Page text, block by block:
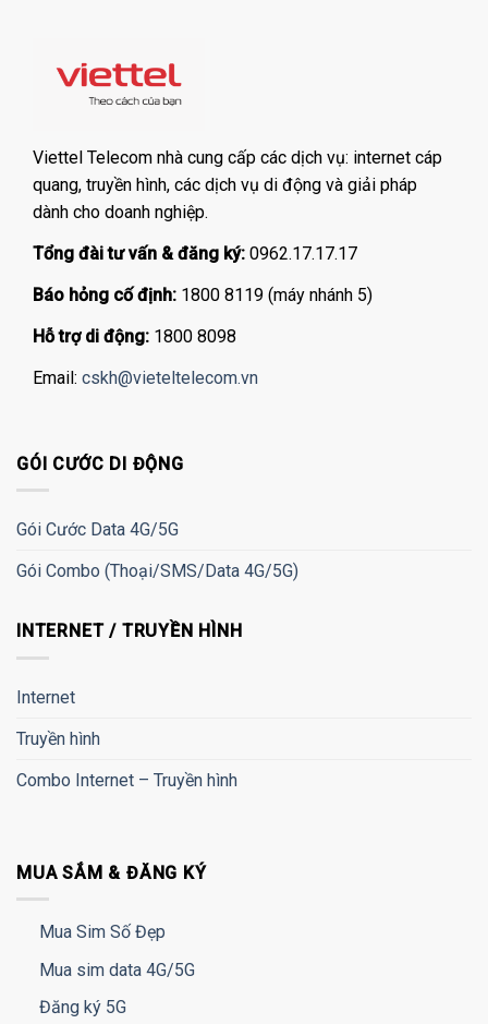
Viettel Telecom nhà cung cấp các dịch vụ: internet cáp
quang, truyền hình, các dịch vụ di động và giải pháp
dành cho doanh nghiệp.
Tổng đài tư vấn & đăng ký: 0962.17.17.17
Báo hỏng cố định: 1800 8119 (máy nhánh 5)
Hỗ trợ di động: 1800 8098
Email: cskh@vieteltelecom.vn
GÓI CƯỚC DI ĐỘNG
Gói Cước Data 4G/5G
Gói Combo (Thoại/SMS/Data 4G/5G)
INTERNET / TRUYỀN HÌNH
Internet
Truyền hình
Combo Internet – Truyền hình
MUA SẮM & ĐĂNG KÝ
Mua Sim Số Đẹp
Mua sim data 4G/5G
Đăng ký 5G